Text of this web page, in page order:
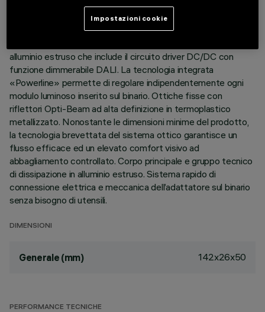
Modulo lineare fisso a 5 elementi ottici completo di
adattatore per installazione su binario a bassa tensione 48V
alluminio estruso che include il circuito driver DC/DC con
funzione dimmerabile DALI. La tecnologia integrata
«Powerline» permette di regolare indipendentemente ogni
modulo luminoso inserito sul binario. Ottiche fisse con
riflettori Opti-Beam ad alta definizione in termoplastico
metallizzato. Nonostante le dimensioni minime del prodotto,
la tecnologia brevettata del sistema ottico garantisce un
flusso efficace ed un elevato comfort visivo ad
abbagliamento controllato. Corpo principale e gruppo tecnico
di dissipazione in alluminio estruso. Sistema rapido di
connessione elettrica e meccanica dell’adattatore sul binario
senza bisogno di utensili.
DIMENSIONI
Generale (mm) 142x26x50
PERFORMANCE TECNICHE
Impostazioni cookie